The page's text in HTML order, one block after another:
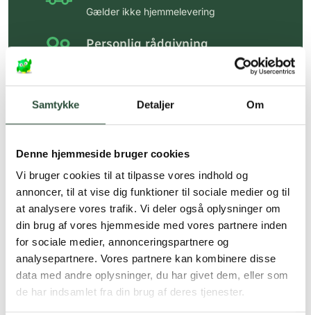
Samtykke Detaljer Om
Denne hjemmeside bruger cookies
Vi bruger cookies til at tilpasse vores indhold og
annoncer, til at vise dig funktioner til sociale medier og til
at analysere vores trafik. Vi deler også oplysninger om
din brug af vores hjemmeside med vores partnere inden
for sociale medier, annonceringspartnere og
analysepartnere. Vores partnere kan kombinere disse
data med andre oplysninger, du har givet dem, eller som
de har indsamlet fra din brug af deres tjenester.
Gælder ikke hjemmelevering
Personlig rådgivning
Hurtig levering (30 min. i Kbh)
Faste lave priser*
*Gælder ikke ernæringsprodukter.
Stort udvalg af kendte
produkter
Vi tilbyder et stort udvalg af kendte
cremer, vitaminer og andre spændende
produkter – altid til fast lav pris.
Læs mere om Uglecare.dk her